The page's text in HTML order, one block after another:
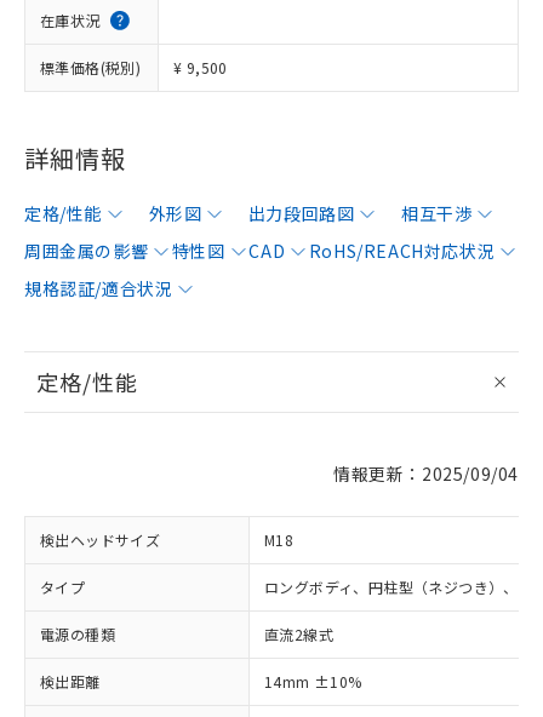
在庫状況
標準価格(税別) ¥ 9,500
詳細情報
定格/性能 外形図 出力段回路図
相互干渉
周囲金属の影響
特性図 CAD
RoHS/REACH対応状況
規格認証/適合状況
定格/性能
情報更新：2025/09/04
検出ヘッドサイズ M18
タイプ ロングボディ、円柱型（ネジつき）、非
電源の種類 直流2線式
検出距離 14mm ±10%